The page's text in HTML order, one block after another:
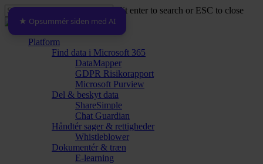
Skip
to
main
content
Hit enter to search or ESC to close
Close
Search
Platform
Find data i Microsoft 365
DataMapper
GDPR Risikorapport
Microsoft Purview
Del & beskyt data
ShareSimple
Chat Guardian
Håndtér sager & rettigheder
Whistleblower
Dokumentér & træn
E-learning
★ Opsummér siden med AI